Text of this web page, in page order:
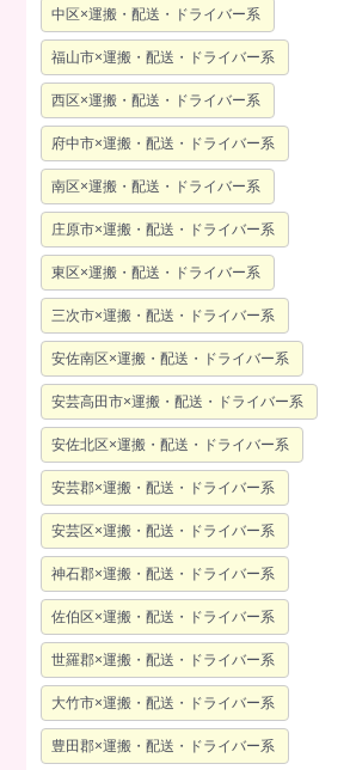
中区×運搬・配送・ドライバー系
福山市×運搬・配送・ドライバー系
西区×運搬・配送・ドライバー系
府中市×運搬・配送・ドライバー系
南区×運搬・配送・ドライバー系
庄原市×運搬・配送・ドライバー系
東区×運搬・配送・ドライバー系
三次市×運搬・配送・ドライバー系
安佐南区×運搬・配送・ドライバー系
安芸高田市×運搬・配送・ドライバー系
安佐北区×運搬・配送・ドライバー系
安芸郡×運搬・配送・ドライバー系
安芸区×運搬・配送・ドライバー系
神石郡×運搬・配送・ドライバー系
佐伯区×運搬・配送・ドライバー系
世羅郡×運搬・配送・ドライバー系
大竹市×運搬・配送・ドライバー系
豊田郡×運搬・配送・ドライバー系